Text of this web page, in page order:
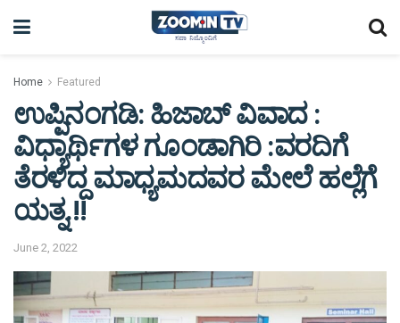
Home Featured
ಉಪ್ಪಿನಂಗಡಿ: ಹಿಜಾಬ್ ವಿವಾದ :
ವಿಧ್ಯಾರ್ಥಿಗಳ ಗೂಂಡಾಗಿರಿ :ವರದಿಗೆ
ತೆರಳಿದ್ದ ಮಾಧ್ಯಮದವರ ಮೇಲೆ ಹಲ್ಲೆಗೆ
ಯತ್ನ.!!
June 2, 2022